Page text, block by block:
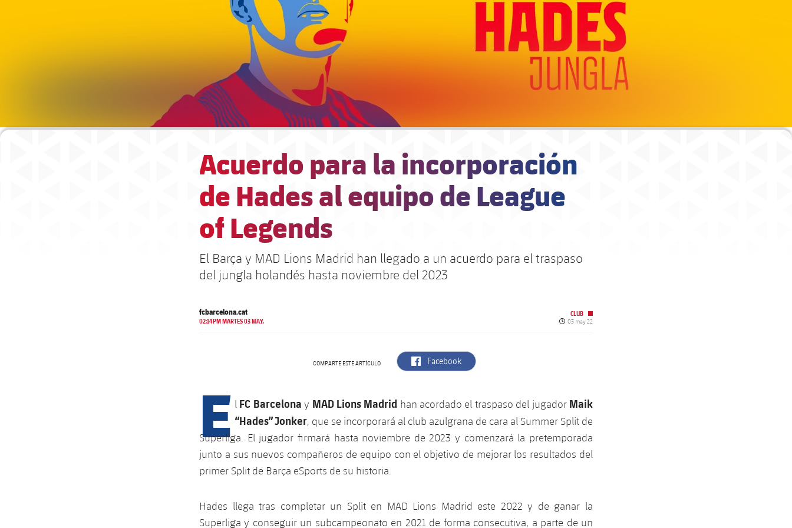
Acuerdo para la incorporación
de Hades al equipo de League
of Legends
El Barça y MAD Lions Madrid han llegado a un acuerdo para el traspaso
del jungla holandés hasta noviembre del 2023
fcbarcelona.cat
02:14PM MARTES 03 MAY.
CLUB
Fecha de publicación
03 may 22
COMPARTE ESTE ARTÍCULO label.aria.facebook
Facebook
E l FC Barcelona y MAD Lions Madrid han acordado el traspaso del jugadorMaik
“Hades” Jonker, que se incorporará al club azulgrana de cara al Summer Split de
Superliga. El jugador firmará hasta noviembre de 2023 y comenzará la pretemporada
junto a sus nuevos compañeros de equipo con el objetivo de mejorar los resultados del
primer Split de Barça eSports de su historia.
Hades llega tras completar un Split en MAD Lions Madrid este 2022 y de ganar la
Superliga y conseguir un subcampeonato en 2021 de forma consecutiva, a parte de un